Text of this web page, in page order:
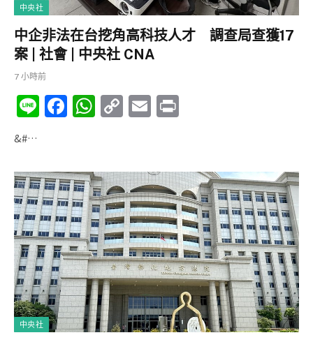
中央社
中企非法在台挖角高科技人才 調查局查獲17
案 | 社會 | 中央社 CNA
7 小時前
Li F
e
b
o
o
k
W
s
A
p
p
C
y
Li
n
k
E
l
&#…
中央社